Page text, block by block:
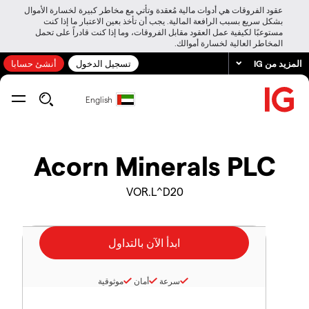
عقود الفروقات هي أدوات مالية مُعقدة وتأتي مع مخاطر كبيرة لخسارة الأموال
بشكل سريع بسبب الرافعة المالية. يجب أن تأخذ بعين الاعتبار ما إذا كنت
مستوعبًا لكيفية عمل العقود مقابل الفروقات، وما إذا كنت قادراً على تحمل
المخاطر العالية لخسارة أموالك.
المزيد من IG تسجيل الدخول أنشئ حسابا
English
Acorn Minerals PLC
VOR.L^D20
سرعة أمان موثوقية